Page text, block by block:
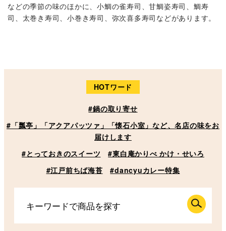
などの季節の味のほかに、小鯛の雀寿司、甘鯛姿寿司、鯛寿
司、太巻き寿司、小巻き寿司、弥次喜多寿司などがあります。
HOTワード
#鍋の取り寄せ
#「瓢亭」「アクアパッツァ」「懐石小室」など、名店の味をお
届けします
#とっておきのスイーツ
#東白庵かりべ かけ・せいろ
#江戸前ちば海苔
#dancyuカレー特集